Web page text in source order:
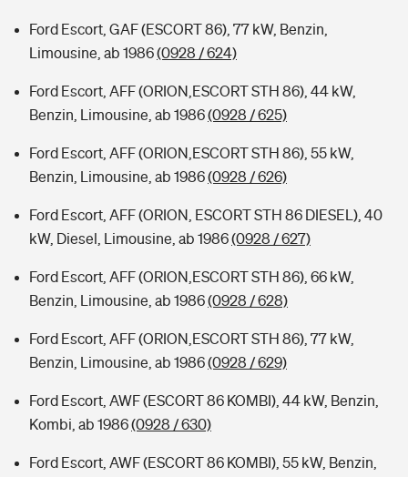
Ford Escort, GAF (ESCORT 86), 77 kW, Benzin,
Limousine, ab 1986(0928 / 624)
Ford Escort, AFF (ORION,ESCORT STH 86), 44 kW,
Benzin, Limousine, ab 1986(0928 / 625)
Ford Escort, AFF (ORION,ESCORT STH 86), 55 kW,
Benzin, Limousine, ab 1986(0928 / 626)
Ford Escort, AFF (ORION, ESCORT STH 86 DIESEL), 40
kW, Diesel, Limousine, ab 1986(0928 / 627)
Ford Escort, AFF (ORION,ESCORT STH 86), 66 kW,
Benzin, Limousine, ab 1986(0928 / 628)
Ford Escort, AFF (ORION,ESCORT STH 86), 77 kW,
Benzin, Limousine, ab 1986(0928 / 629)
Ford Escort, AWF (ESCORT 86 KOMBI), 44 kW, Benzin,
Kombi, ab 1986(0928 / 630)
Ford Escort, AWF (ESCORT 86 KOMBI), 55 kW, Benzin,